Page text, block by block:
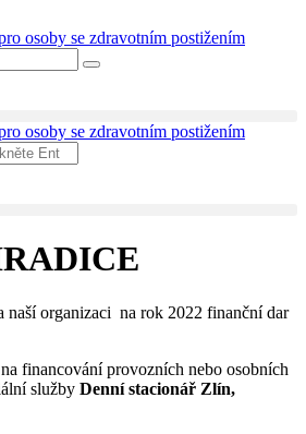
naší organizaci na rok 2022 finanční dar
financování provozních nebo osobních
služby Denní stacionář Zlín,